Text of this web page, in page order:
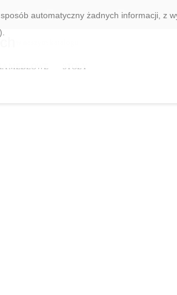
automatyczny żadnych informacji, z
 Waluta: PLN zł 
MEBLOWE STOŁY